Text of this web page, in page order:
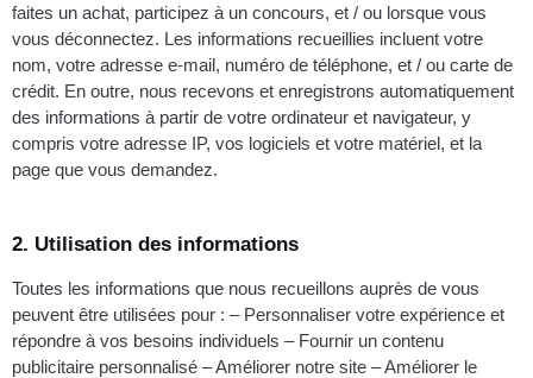
faites un achat, participez à un concours, et / ou lorsque vous
vous déconnectez. Les informations recueillies incluent votre
nom, votre adresse e-mail, numéro de téléphone, et / ou carte de
crédit. En outre, nous recevons et enregistrons automatiquement
des informations à partir de votre ordinateur et navigateur, y
compris votre adresse IP, vos logiciels et votre matériel, et la
page que vous demandez.
2. Utilisation des informations
Toutes les informations que nous recueillons auprès de vous
peuvent être utilisées pour : – Personnaliser votre expérience et
répondre à vos besoins individuels – Fournir un contenu
publicitaire personnalisé – Améliorer notre site – Améliorer le